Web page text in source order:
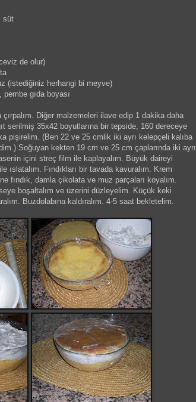
süt
de olur)
(istediğiniz herhangi bi meyve)
gıda boyası
Diğer malzemeleri ilave edip 1 dakika daha
serilmiş 35x42 boyutlarına bir tepside, 160 dereceye
pişirelim. (Ben 22 ve 25 cmlik iki ayrı kelepçeli kalıba
Soğuyan kekten 19 cm ve 25 cm çaplarında iki ayrı
içini streç film ile kaplayalım. Büyük daireyi
ıslatalım. Fındıkları bir tavada kavuralım. Krem
fındık, damla çikolata ve muz parçaları koyalım.
boşaltalım ve üzerini düzleyelim. Küçük keki
Buzdolabına kaldıralım. 4-5 saat bekletelim.